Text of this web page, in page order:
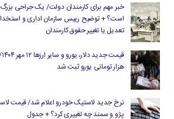
خبر مهم برای کارمندان دولت/ یک جراحی بزرگ
است؟ + توضیح رییس سازمان اداری و
تعدیل یا تغییر حقوق کارمندان
هزار تومانی یورو ثبت شد
نرخ جدید لاستیک خودرو اعلام شد/ قیمت
پژو و سمند چه تغییری کرد؟ + جدول